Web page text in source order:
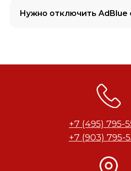
Нужно отключить AdBlue
+7 (495) 795-
+7 (903) 795-